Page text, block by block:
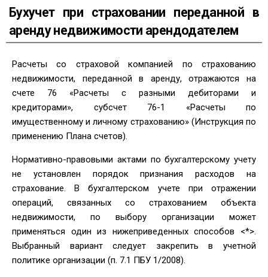
Бухучет при страховании переданной в
аренду недвижимости арендодателем
Расчеты со страховой компанией по страхованию
недвижимости, переданной в аренду, отражаются на
счете 76 «Расчеты с разными дебиторами и
кредиторами», субсчет 76-1 «Расчеты по
имущественному и личному страхованию» (Инструкция по
применению Плана счетов).
Нормативно-правовыми актами по бухгалтерскому учету
не установлен порядок признания расходов на
страхование. В бухгалтерском учете при отражении
операций, связанных со страхованием объекта
недвижимости, по выбору организации может
применяться один из нижеприведенных способов <*>.
Выбранный вариант следует закрепить в учетной
политике организации (п. 7.1 ПБУ 1/2008).